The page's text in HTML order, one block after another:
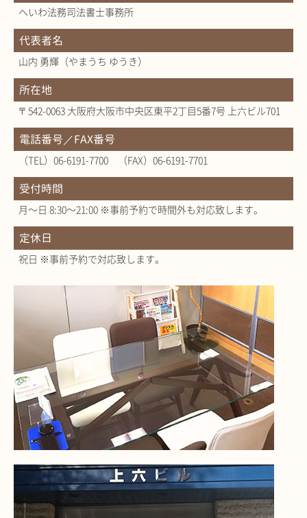
へいわ法務司法書士事務所
代表者名
山内 勇輝（やまうち ゆうき）
所在地
〒542-0063 大阪府大阪市中央区東平2丁目5番7号 上六ビル701
電話番号／FAX番号
（TEL）06-6191-7700 （FAX）06-6191-7701
受付時間
月～日 8:30～21:00 ※事前予約で時間外も対応致します。
定休日
祝日 ※事前予約で対応致します。